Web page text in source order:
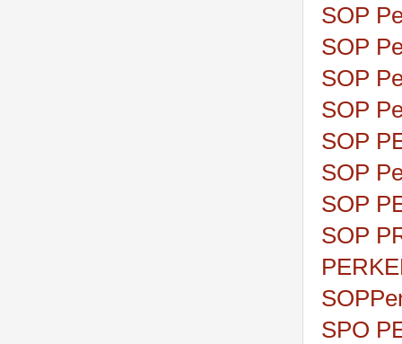
SOP
SOP
SOP
SOP
SOP
SOP
SOP
SOP
SPO